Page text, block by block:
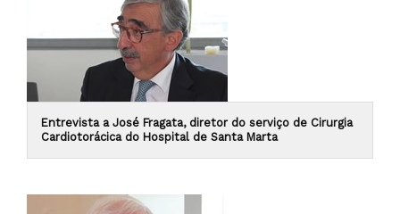
Entrevista a José Fragata, diretor do serviço de Cirurgia
Cardiotorácica do Hospital de Santa Marta